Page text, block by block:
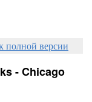
полной версии
- Chicago